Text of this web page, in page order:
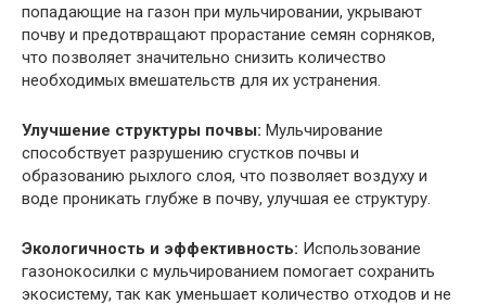
попадающие на газон при мульчировании, укрывают
почву и предотвращают прорастание семян сорняков,
что позволяет значительно снизить количество
необходимых вмешательств для их устранения.
Улучшение структуры почвы: Мульчирование
способствует разрушению сгустков почвы и
образованию рыхлого слоя, что позволяет воздуху и
воде проникать глубже в почву, улучшая ее структуру.
Экологичность и эффективность: Использование
газонокосилки с мульчированием помогает сохранить
экосистему, так как уменьшает количество отходов и не